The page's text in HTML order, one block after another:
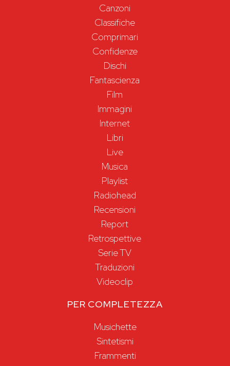
Canzoni
Classifiche
Comprimari
Confidenze
Dischi
Fantascienza
Film
Immagini
Internet
Libri
Live
Musica
Playlist
Radiohead
Recensioni
Report
Retrospettive
Serie TV
Traduzioni
Videoclip
PER COMPLETEZZA
Musichette
Sintetismi
Frammenti